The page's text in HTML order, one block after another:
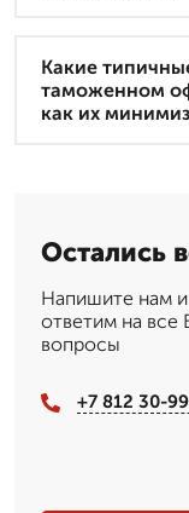
Какие
таможенном
как их
Остались
Напишите нам
ответим на все
вопросы
+7 812 30-